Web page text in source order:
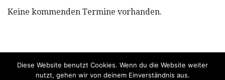
Keine kommenden Termine vorhanden.
Diese Website benutzt Cookies. Wenn du die Website weiter
nutzt, gehen wir von deinem Einverständnis aus.